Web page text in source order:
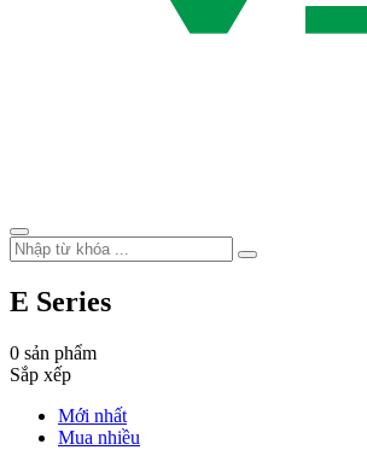
E Series
0 sản phẩm
Sắp xếp
Mới nhất
Mua nhiều